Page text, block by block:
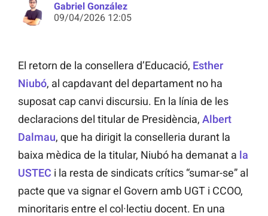
Gabriel González
09/04/2026 12:05
El retorn de la consellera d’Educació, Esther
Niubó, al capdavant del departament no ha
suposat cap canvi discursiu. En la línia de les
declaracions del titular de Presidència, Albert
Dalmau, que ha dirigit la conselleria durant la
baixa mèdica de la titular, Niubó ha demanat a la
USTEC i la resta de sindicats crítics “sumar-se” al
pacte que va signar el Govern amb UGT i CCOO,
minoritaris entre el col·lectiu docent. En una